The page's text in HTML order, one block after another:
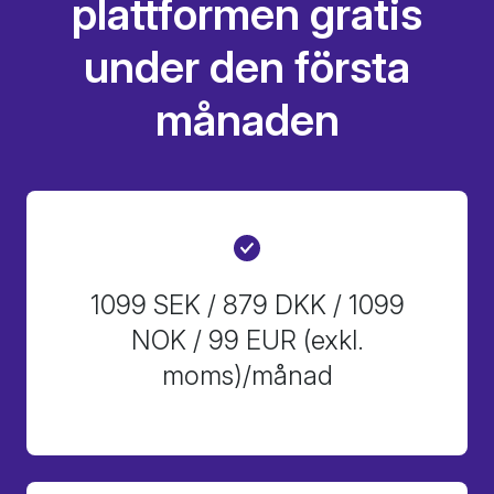
plattformen gratis
under den första
månaden
1099 SEK / 879 DKK / 1099
NOK / 99 EUR (exkl.
moms)/månad